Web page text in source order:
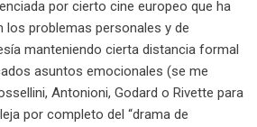
por cierto cine europeo que ha
los problemas personales y de
manteniendo cierta distancia formal
asuntos emocionales (se me
Antonioni, Godard o Rivette para
por completo del “drama de